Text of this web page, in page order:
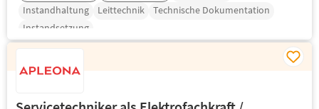
Instandhaltung
Leittechnik
Technische Dokumentation
Instandsetzung